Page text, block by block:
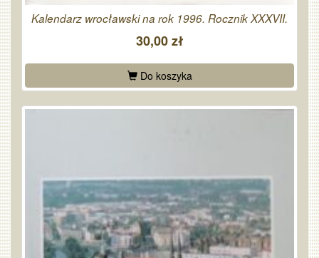
Kalendarz wrocławski na rok 1996. Rocznik XXXVII.
30,00 zł
Do koszyka